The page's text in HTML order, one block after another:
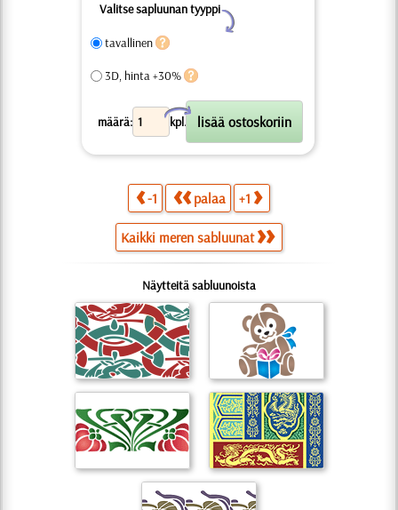
Valitse sapluunan tyyppi
Y
tavallinen
3D, hinta +30%
määrä: kpl.
X
-1 palaa +1
Kaikki meren sabluunat
Näytteitä sabluunoista